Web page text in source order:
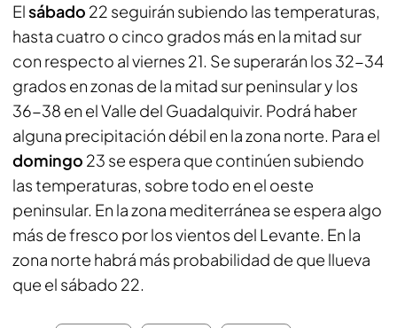
Elsábado 22 seguirán subiendo las temperaturas,
hasta cuatro o cinco grados más en la mitad sur
con respecto al viernes 21. Se superarán los 32-34
grados en zonas de la mitad sur peninsular y los
36-38 en el Valle del Guadalquivir. Podrá haber
alguna precipitación débil en la zona norte. Para el
domingo 23 se espera que continúen subiendo
las temperaturas, sobre todo en el oeste
peninsular. En la zona mediterránea se espera algo
más de fresco por los vientos del Levante. En la
zona norte habrá más probabilidad de que llueva
que el sábado 22.